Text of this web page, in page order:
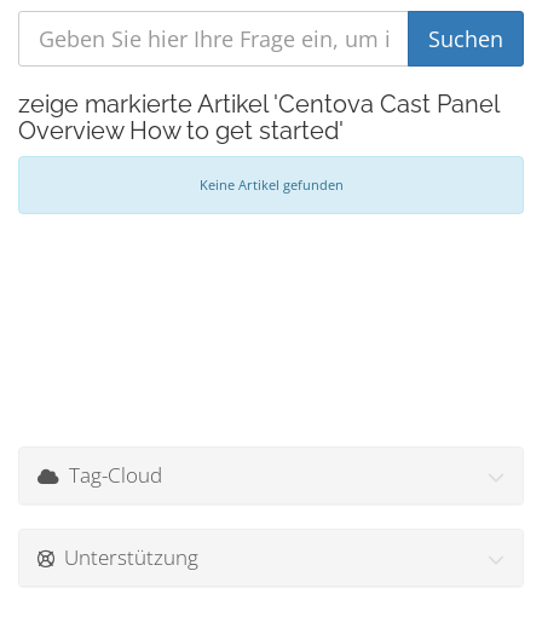
zeige markierte Artikel 'Centova Cast Panel
Overview How to get started'
Keine Artikel gefunden
Tag-Cloud
Unterstützung